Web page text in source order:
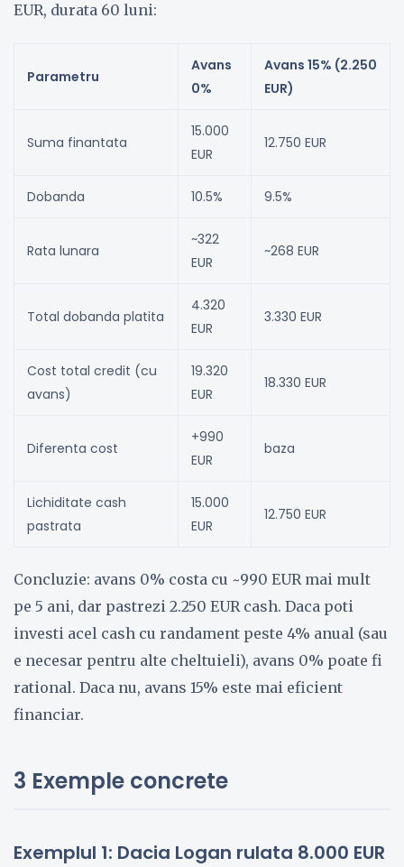
EUR, durata 60 luni:
Parametru
Avans
0%
Avans 15% (2.250
EUR)
Suma finantata
15.000
EUR
12.750 EUR
Dobanda 10.5% 9.5%
Rata lunara
~322
EUR
~268 EUR
Total dobanda platita
4.320
EUR
3.330 EUR
Cost total credit (cu
avans)
19.320
EUR
18.330 EUR
Diferenta cost
+990
EUR
baza
Lichiditate cash
pastrata
15.000
EUR
12.750 EUR
Concluzie: avans 0% costa cu ~990 EUR mai mult
pe 5 ani, dar pastrezi 2.250 EUR cash. Daca poti
investi acel cash cu randament peste 4% anual (sau
e necesar pentru alte cheltuieli), avans 0% poate fi
rational. Daca nu, avans 15% este mai eficient
financiar.
3 Exemple concrete
Exemplul 1: Dacia Logan rulata 8.000 EUR